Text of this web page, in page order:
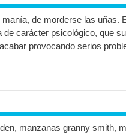
de morderse las uñas.
de carácter psicológico, que
provocando serios
manzanas granny smith,